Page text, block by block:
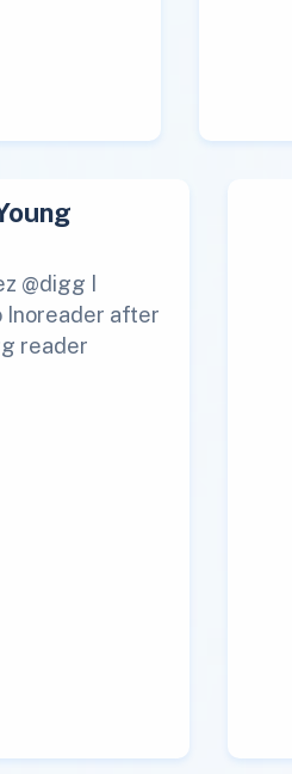
@digg I
Inoreader after
reader